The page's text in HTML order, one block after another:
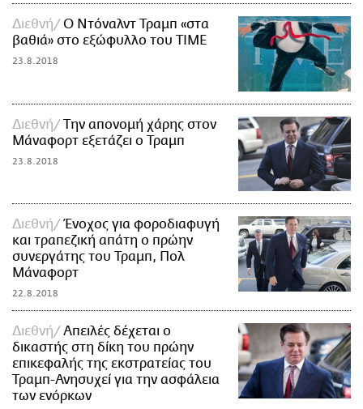
Διεθνή
Ο Ντόναλντ Τραμπ «στα
βαθιά» στο εξώφυλλο του TIME
23.8.2018
Διεθνή
Την απονομή χάρης στον
Μάναφορτ εξετάζει ο Τραμπ
23.8.2018
Διεθνή
Ένοχος για φοροδιαφυγή
και τραπεζική απάτη ο πρώην
συνεργάτης του Τραμπ, Πολ
Μάναφορτ
22.8.2018
Διεθνή
Απειλές δέχεται ο
δικαστής στη δίκη του πρώην
επικεφαλής της εκστρατείας του
Τραμπ-Ανησυχεί για την ασφάλεια
των ενόρκων